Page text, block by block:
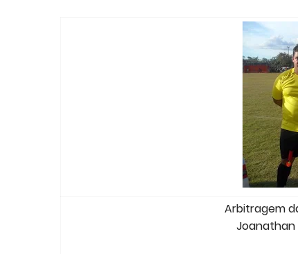
Arbitragem
Joanathan